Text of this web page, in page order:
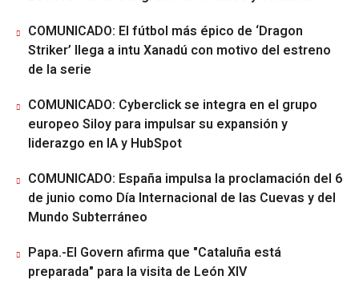
COMUNICADO: El fútbol más épico de ‘Dragon
Striker’ llega a intu Xanadú con motivo del estreno
de la serie
COMUNICADO: Cyberclick se integra en el grupo
europeo Siloy para impulsar su expansión y
liderazgo en IA y HubSpot
COMUNICADO: España impulsa la proclamación del 6
de junio como Día Internacional de las Cuevas y del
Mundo Subterráneo
Papa.-El Govern afirma que "Cataluña está
preparada" para la visita de León XIV